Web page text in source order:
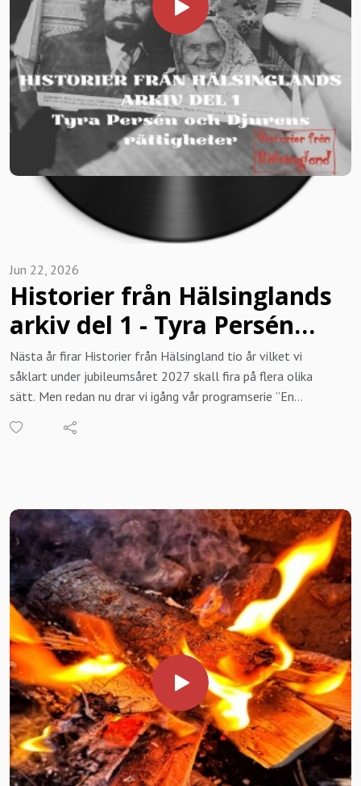
Historier från Hälsinglands
arkiv del 1 - Tyra Persén
och Djurens rättigheter
(från 2018)
Jun 22, 2026
Nästa år firar Historier från Hälsingland tio år vilket vi
såklart under jubileumsåret 2027 skall fira på flera olika
sätt. Men redan nu drar vi igång vår programserie ”En
Historier från Hälsingland fördelade på närapå tio år har
med att ta del av de första historierna. Därför kommer vi då
och då släppa några av de mest efterfrågade avsnitten igen
så att fler kan ta del av dem. Först ut är avsnittet om byn
Los kändaste dam Tyra Persén.
En gång i tiden var Tyra Persén från Los Hälsinglands rikaste
kvinna. Rikedomarna bestod att tusentals hektar skog som
hon ärvt av sin far. Tyra brann för alla djur och skrev både
insändare och medverkade i intervjuer rörande djurens väl. En
dag skulle ett par från Norge läsa om Tyra i dagstidningen,
vilket skulle göra den gamla damen på sin ålderns höst
utfattig och skuldsatt... Avsnittet släpptes för första
gången i januari 2018.
Kommande berättarkvällar
6 juli kl. 10-15 Historier från Hälsingland arrangerar varje